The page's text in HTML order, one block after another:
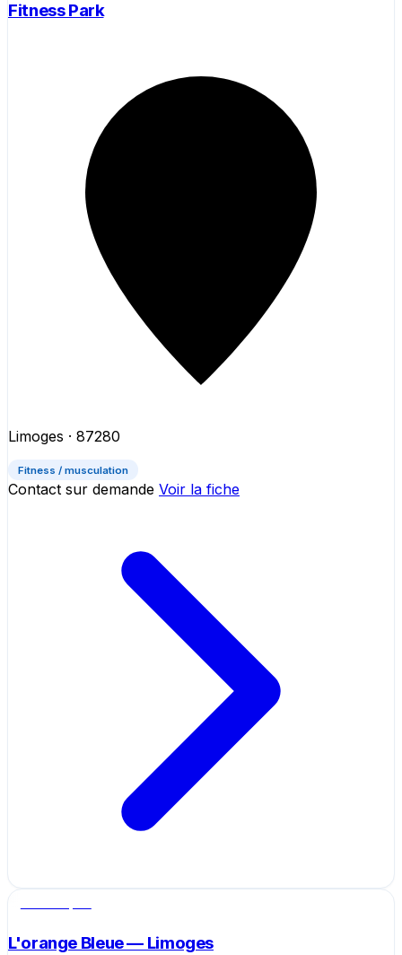
Fitness Park
Limoges · 87280
Fitness / musculation
Contact sur demande Voir la fiche
L'orange Bleue — Limoges